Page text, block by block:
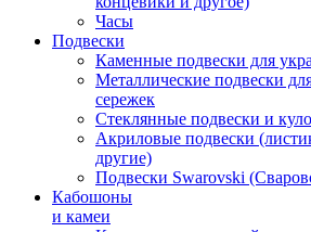
Часы
Подвески
Каменные подвески для
Металлические подвески
сережек
Стеклянные подвески и
Акриловые подвески
другие)
Подвески Swarovski
Кабошоны
и камеи